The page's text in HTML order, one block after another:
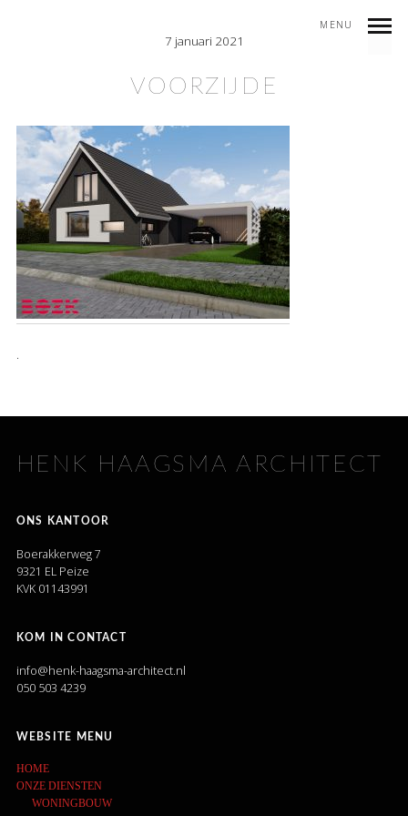
MENU
7 januari 2021
VOORZIJDE
.
HENK HAAGSMA ARCHITECT
ONS KANTOOR
Boerakkerweg 7
9321 EL Peize
KVK 01143991
KOM IN CONTACT
info@henk-haagsma-architect.nl
050 503 4239
WEBSITE MENU
HOME
ONZE DIENSTEN
WONINGBOUW